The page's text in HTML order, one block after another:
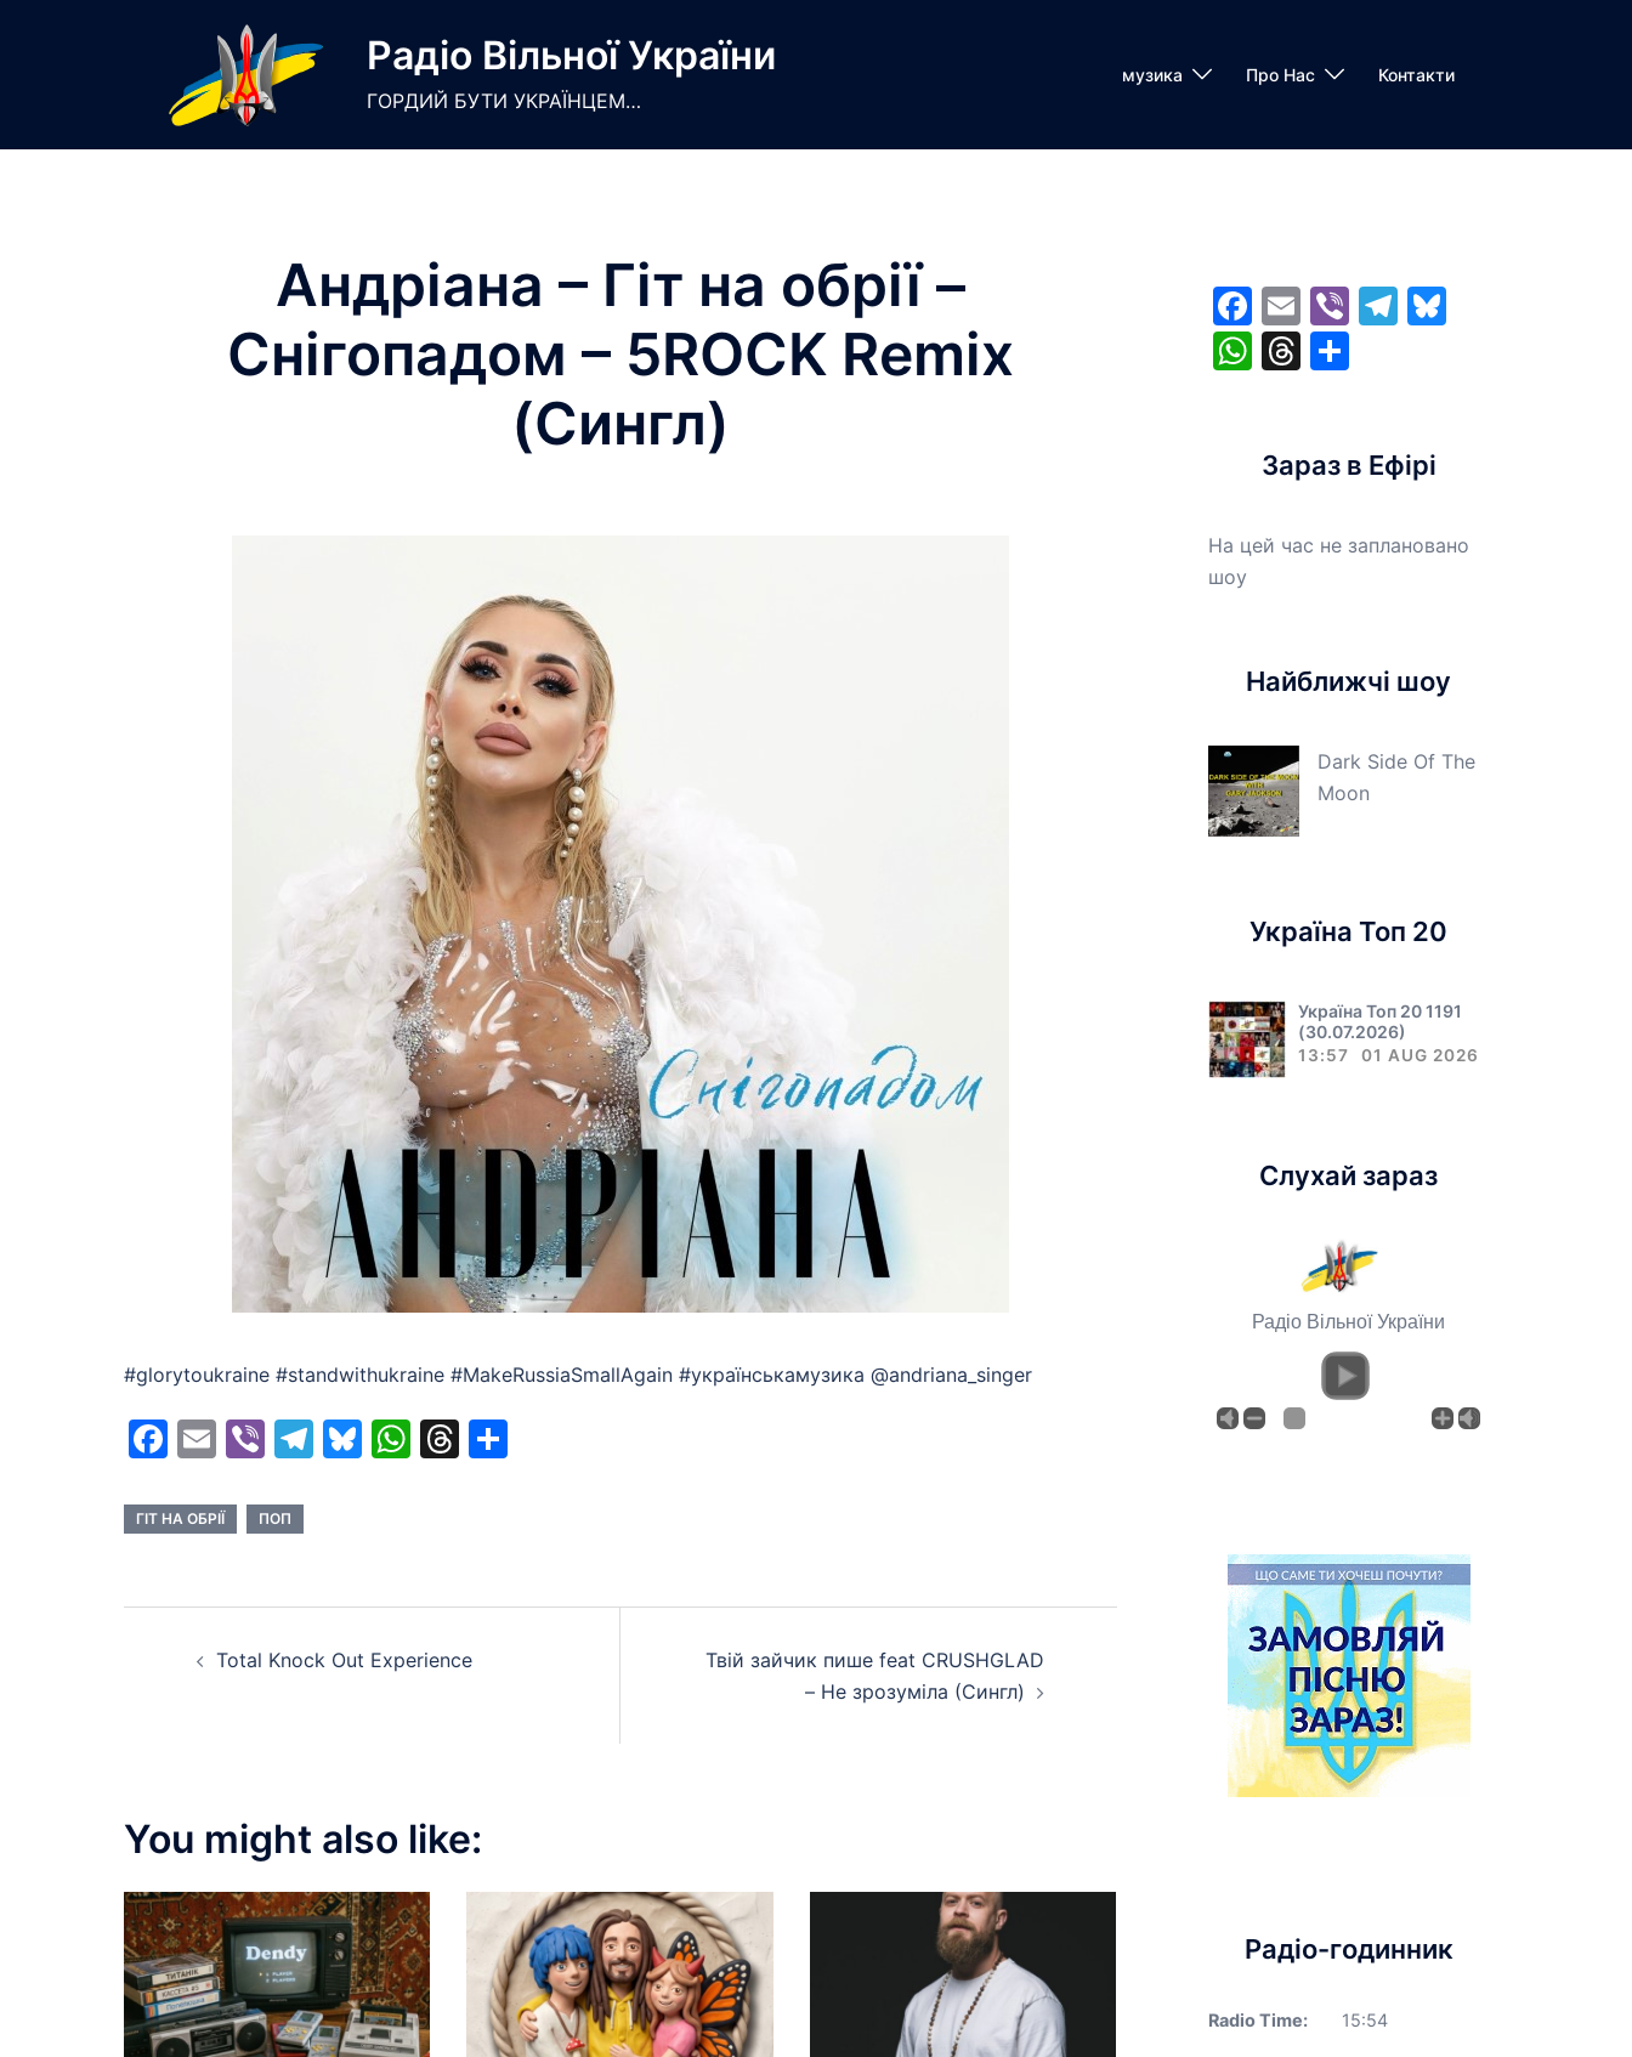
Радіо Вільної України
ГОРДИЙ БУТИ УКРАЇНЦЕМ…
музика Про Нас Контакти
Андріана – Гіт на обрії –
Снігопадом – 5ROCK Remix
(Сингл)
#glorytoukraine #standwithukraine #MakeRussiaSmallAgain #українськамузика @andriana_singer
Facebook
EmailViberTelegram
Bluesky
WhatsApp
Threads
ГІТ НА ОБРІЇ ПОП
navigation
Total Knock Out Experience
Твій зайчик пише feat CRUSHGLAD
– Не зрозуміла (Сингл)
You might also like:
Facebook
EmailViberTelegram
Bluesky
WhatsApp
Threads
Share
Зараз в Ефірі
На цей час не заплановано
шоу
Найближчі шоу
Dark Side Of The
Moon
Україна Топ 20
Україна Топ 20 1191
(30.07.2026)
13:57 01 AUG 2026
Слухай зараз
Радіо Вільної України
Радіо-годинник
Radio Time: 15:54